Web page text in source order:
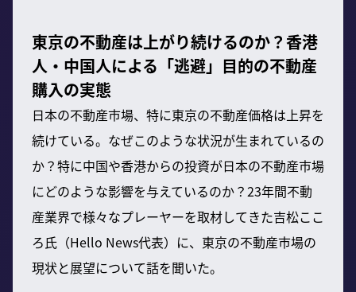
東京の不動産は上がり続けるのか？香港
人・中国人による「逃避」目的の不動産
購入の実態
日本の不動産市場、特に東京の不動産価格は上昇を
続けている。なぜこのような状況が生まれているの
か？特に中国や香港からの投資が日本の不動産市場
にどのような影響を与えているのか？23年間不動
産業界で様々なプレーヤーを取材してきた吉松ここ
ろ氏（Hello News代表）に、東京の不動産市場の
現状と展望について話を聞いた。